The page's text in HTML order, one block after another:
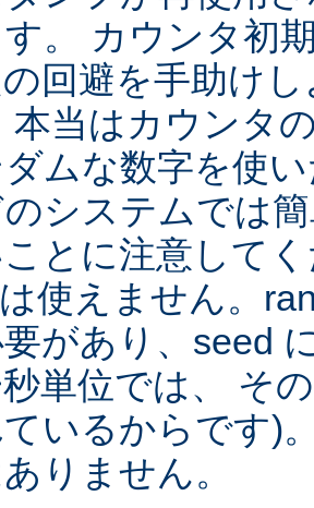
。 カウンタ初
回避を手助け
本当はカウンタ
ムな数字を使
のシステムでは
とに注意して
使えません。
があり、seed
単位では、 そ
いるからです)
りません。